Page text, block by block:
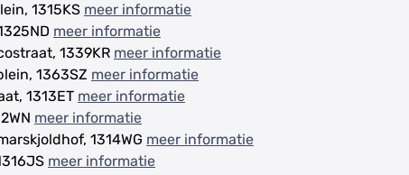
1315KS meer informatie
meer informatie
1339KR meer informatie
1363SZ meer informatie
1313ET meer informatie
meer informatie
1314WG meer informatie
meer informatie